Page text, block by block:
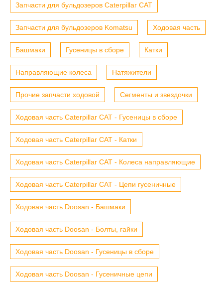
Запчасти для бульдозеров Caterpillar CAT
Запчасти для бульдозеров Komatsu Ходовая часть
Башмаки Гусеницы в сборе Катки
Направляющие колеса Натяжители
Прочие запчасти ходовой Сегменты и звездочки
Ходовая часть Caterpillar CAT - Гусеницы в сборе
Ходовая часть Caterpillar CAT - Катки
Ходовая часть Caterpillar CAT - Колеса направляющие
Ходовая часть Caterpillar CAT - Цепи гусеничные
Ходовая часть Doosan - Башмаки
Ходовая часть Doosan - Болты, гайки
Ходовая часть Doosan - Гусеницы в сборе
Ходовая часть Doosan - Гусеничные цепи